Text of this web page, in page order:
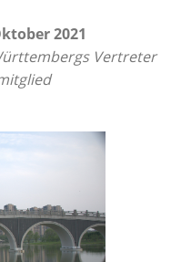
2021
Vertreter